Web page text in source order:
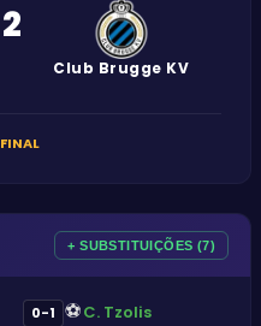
2
Club Brugge KV
FINAL
+ SUBSTITUIÇÕES (7)
0-1 ⚽C. Tzolis